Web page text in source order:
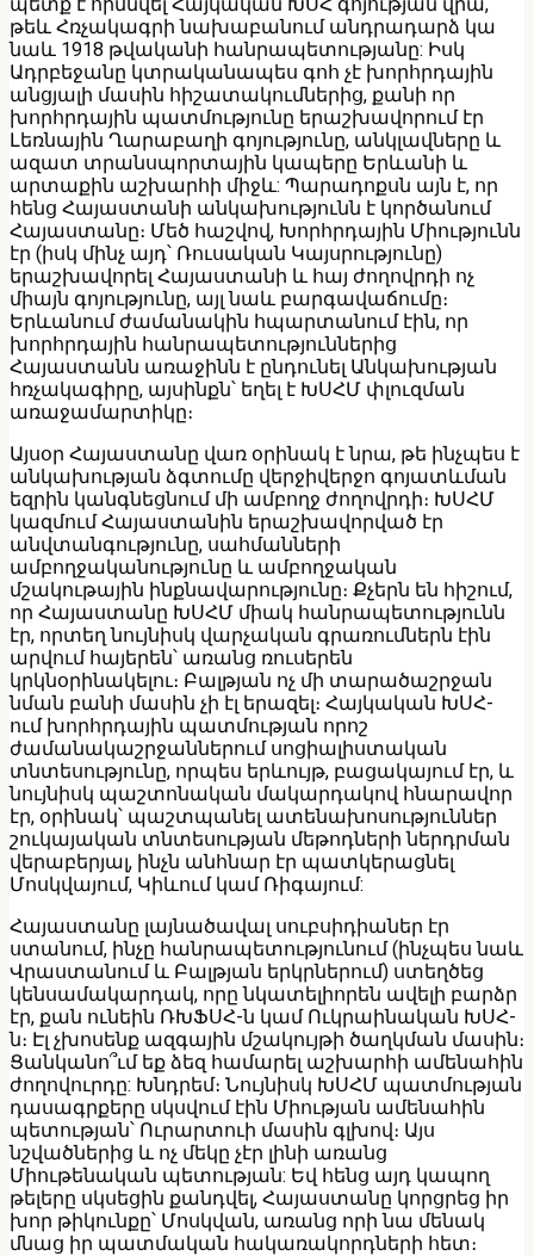
թեև Հռչակագրի նախաբանում անդրադարձ կա
նաև 1918 թվականի հանրապետությանը: Իսկ
Ադրբեջանը կտրականապես գոհ չէ խորհրդային
անցյալի մասին հիշատակումներից, քանի որ
խորհրդային պատմությունը երաշխավորում էր
Լեռնային Ղարաբաղի գոյությունը, անկլավները և
ազատ տրանսպորտային կապերը Երևանի և
արտաքին աշխարհի միջև: Պարադոքսն այն է, որ
հենց Հայաստանի անկախությունն է կործանում
Հայաստանը։ Մեծ հաշվով, Խորհրդային Միությունն
էր (իսկ մինչ այդ՝ Ռուսական Կայսրությունը)
երաշխավորել Հայաստանի և հայ ժողովրդի ոչ
միայն գոյությունը, այլ նաև բարգավաճումը։
Երևանում ժամանակին հպարտանում էին, որ
խորհրդային հանրապետություններից
Հայաստանն առաջինն է ընդունել Անկախության
հռչակագիրը, այսինքն՝ եղել է ԽՍՀՄ փլուզման
առաջամարտիկը։
Այսօր Հայաստանը վառ օրինակ է նրա, թե ինչպես է
անկախության ձգտումը վերջիվերջո գոյատևման
եզրին կանգնեցնում մի ամբողջ ժողովրդի։ ԽՍՀՄ
կազմում Հայաստանին երաշխավորված էր
անվտանգությունը, սահմանների
ամբողջականությունը և ամբողջական
մշակութային ինքնավարությունը։ Քչերն են հիշում,
որ Հայաստանը ԽՍՀՄ միակ հանրապետությունն
էր, որտեղ նույնիսկ վարչական գրառումներն էին
արվում հայերեն՝ առանց ռուսերեն
կրկնօրինակելու։ Բալթյան ոչ մի տարածաշրջան
նման բանի մասին չի էլ երազել։ Հայկական ԽՍՀ-
ում խորհրդային պատմության որոշ
ժամանակաշրջաններում սոցիալիստական
տնտեսությունը, որպես երևույթ, բացակայում էր, և
նույնիսկ պաշտոնական մակարդակով հնարավոր
էր, օրինակ՝ պաշտպանել ատենախոսություններ
շուկայական տնտեսության մեթոդների ներդրման
վերաբերյալ, ինչն անհնար էր պատկերացնել
Մոսկվայում, Կիևում կամ Ռիգայում:
Հայաստանը լայնածավալ սուբսիդիաներ էր
ստանում, ինչը հանրապետությունում (ինչպես նաև
Վրաստանում և Բալթյան երկրներում) ստեղծեց
կենսամակարդակ, որը նկատելիորեն ավելի բարձր
էր, քան ունեին ՌԽՖՍՀ-ն կամ Ուկրաինական ԽՍՀ-
ն։ Էլ չխոսենք ազգային մշակույթի ծաղկման մասին։
Ցանկանո՞ւմ եք ձեզ համարել աշխարհի ամենահին
ժողովուրդը: Խնդրեմ։ Նույնիսկ ԽՍՀՄ պատմության
դասագրքերը սկսվում էին Միության ամենահին
պետության՝ Ուրարտուի մասին գլխով։ Այս
նշվածներից և ոչ մեկը չէր լինի առանց
Միութենական պետության: Եվ հենց այդ կապող
թելերը սկսեցին քանդվել, Հայաստանը կորցրեց իր
խոր թիկունքը՝ Մոսկվան, առանց որի նա մենակ
մնաց իր պատմական հակառակորդների հետ։